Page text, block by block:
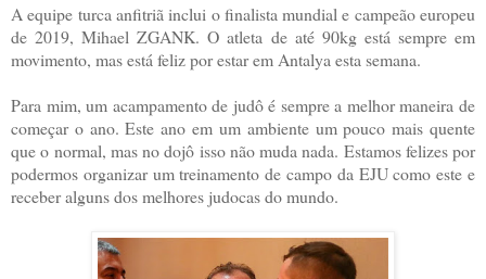
A equipe turca anfitriã inclui o finalista mundial e campeão europeu
de 2019, Mihael ZGANK. O atleta de até 90kg está sempre em
movimento, mas está feliz por estar em Antalya esta semana.
Para mim, um acampamento de judô é sempre a melhor maneira de
começar o ano. Este ano em um ambiente um pouco mais quente
que o normal, mas no dojô isso não muda nada. Estamos felizes por
podermos organizar um treinamento de campo da EJU como este e
receber alguns dos melhores judocas do mundo.